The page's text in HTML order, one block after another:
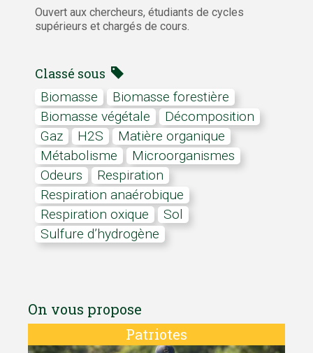
Ouvert aux chercheurs, étudiants de cycles
supérieurs et chargés de cours.
Classé sous
biomasse
biomasse forestière
biomasse végétale
décomposition
gaz
H2S
matière organique
Métabolisme
microorganismes
odeurs
respiration
respiration anaérobique
respiration oxique
sol
sulfure d’hydrogène
On vous propose
Patriotes